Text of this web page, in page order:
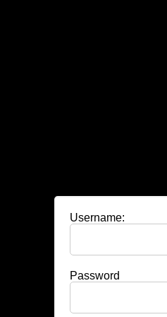
Username:
Password